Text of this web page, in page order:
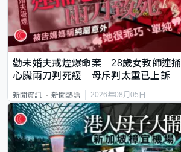
勸未婚夫戒煙爆命案 28歲女教師連捅
心臟兩刀判死緩 母斥判太重已上訴
新聞資訊 新聞熱話 2026年08月05日